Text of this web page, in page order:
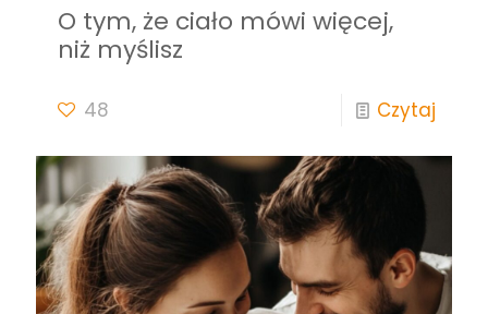
O tym, że ciało mówi więcej,
niż myślisz
48 Czytaj